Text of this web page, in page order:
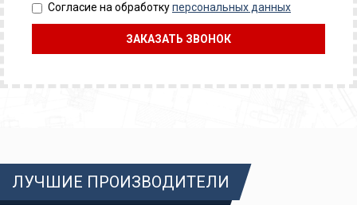
Согласие на обработкуперсональных данных
ЛУЧШИЕ ПРОИЗВОДИТЕЛИ